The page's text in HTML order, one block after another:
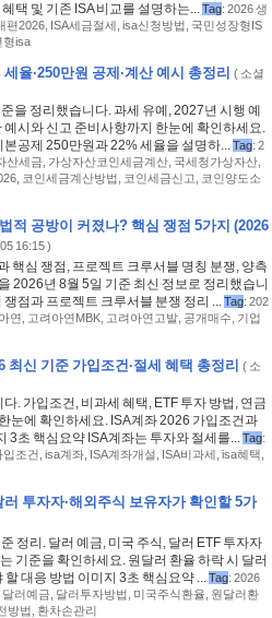
택 및 기존 ISA 비교를 설명하는...Tag: 2026 생
편2026, ISA세금절세 isa신청방법 국민성장형IS
형isa
율·250만원 공제·계산 예시 총정리 ( 소셜
을 정리했습니다. 과세 유예, 2027년 시행 예
시와 신고 준비사항까지 한눈에 확인하세요.
공제 250만원과 22% 세율을 설명하...Tag: 2
산세금 가상자산코인세금계산, 국세청가상자산,
, 코인세금계산방법 코인세금신고
코인양도소
적 공방이 커졌나? 핵심 쟁점 5가지 (2026
16:15 )
핵심 쟁점, 프로젝트 크루서블 명칭 분쟁, 양측
2026년 8월 5일 기준 최신 정보로 정리했습니
점과 프로젝트 크루서블 분쟁 정리 ...Tag: 202
연 고려아연MBK, 고려아연고발, 공개매수 기업
신 기준 가입조건·절세 혜택 총정리 ( 소
. 가입조건, 비과세 혜택, ETF 투자 방법, 연금
눈에 확인하세요. ISA계좌 2026 가입조건과
3초 핵심요약 ISA계좌는 투자와 절세를...Tag:
입조건 isa계좌, ISA계좌개설 ISA비과세 isa혜택
투자자·해외주식 보유자가 확인할 5가
정리. 달러 예금, 미국 주식, 달러 ETF 투자자
기준을 확인하세요. 원달러 환율 하락 시 달러
대응 방법 이미지 3초 핵심요약 ...Tag: 2026
달러예금 달러투자방법 미국주식환율 원달러환
방법 환차손관리